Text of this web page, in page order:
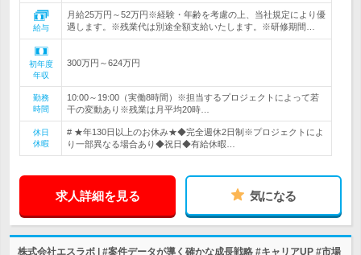
給与
月給25万円～52万円※経験・年齢を考慮の上、当社規定により優
遇します。※残業代は別途全額支給いたします。※研修期間…
初年度
年収
300万円～624万円
勤務
時間
10:00～19:00（実働8時間）※担当するプロジェクトによって若
干の変動あり※残業は月平均20時…
休日
休暇
# ★年130日以上のお休み★◆完全週休2日制※プロジェクトによ
り一部異なる場合あり◆祝日◆有給休暇…
求人詳細を見る 気になる
株式会社エスラボ | #案件データが導く確かな成長戦略 #キャリアUP #市場